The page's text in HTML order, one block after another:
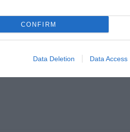
CONFIRM
Data Deletion Data Access
az EGRI ÜGYEK